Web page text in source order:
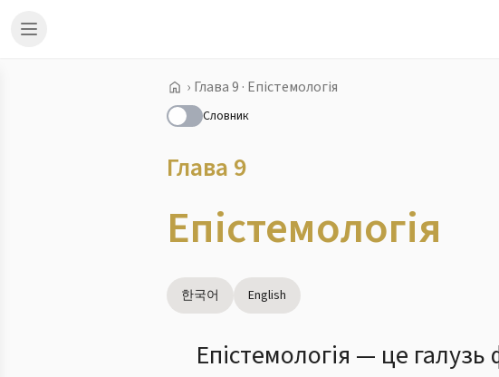
› Глава 9 · Епістемологія
Словник
Глава 9
Епістемологія
한국어 English
Епістемологія — це галузь